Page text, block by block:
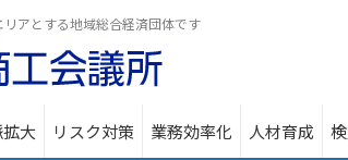
アとする地域総合経済団体です
大 リスク対策 業務効率化 人材育成